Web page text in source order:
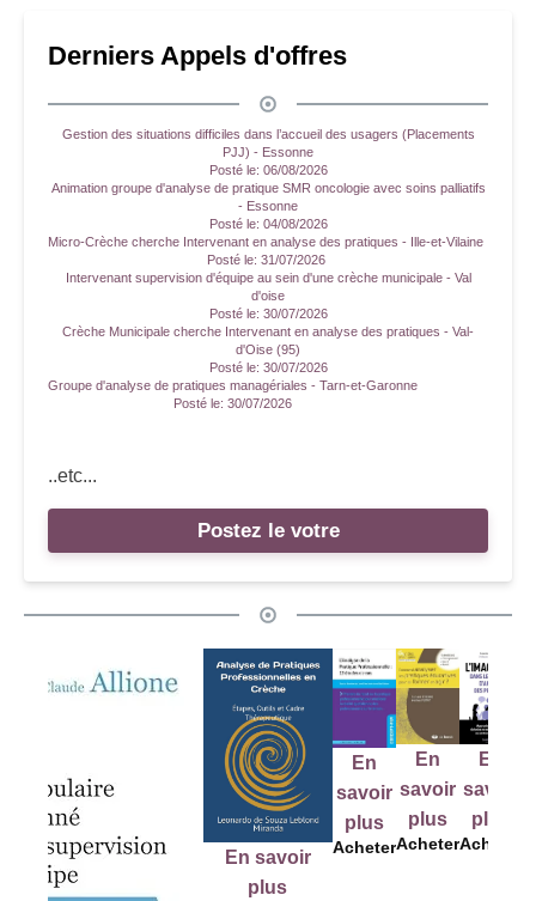
Derniers Appels d'offres
Gestion des situations difficiles dans l’accueil des usagers (Placements
PJJ) - Essonne
Posté le: 06/08/2026
Animation groupe d'analyse de pratique SMR oncologie avec soins palliatifs
- Essonne
Posté le: 04/08/2026
Micro-Crèche cherche Intervenant en analyse des pratiques - Ille-et-Vilaine
Posté le: 31/07/2026
Intervenant supervision d'équipe au sein d'une crèche municipale - Val
d'oise
Posté le: 30/07/2026
Crèche Municipale cherche Intervenant en analyse des pratiques - Val-
d'Oise (95)
Posté le: 30/07/2026
Groupe d'analyse de pratiques managériales - Tarn-et-Garonne
Posté le: 30/07/2026
..etc...
Postez le votre
En savoir
En
savoir
plus
Acheter
En
savoir
plus
Acheter
savoir
plus
Acheter
savoir
plus
Acheter